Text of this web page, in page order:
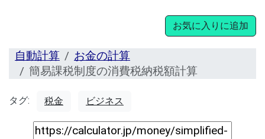
お気に入りに追加
自動計算
お金の計算
簡易課税制度の消費税納税額計算
タグ: 税金 ビジネス